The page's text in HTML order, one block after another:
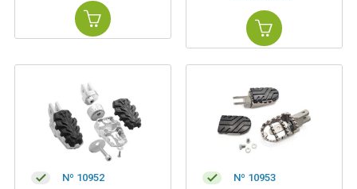
Nº 10952 Nº 10953